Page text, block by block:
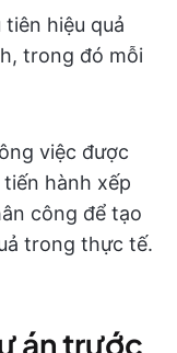
hiệu quả
trong đó mỗi
việc được
hành xếp
công để tạo
trong thực tế.
án trước